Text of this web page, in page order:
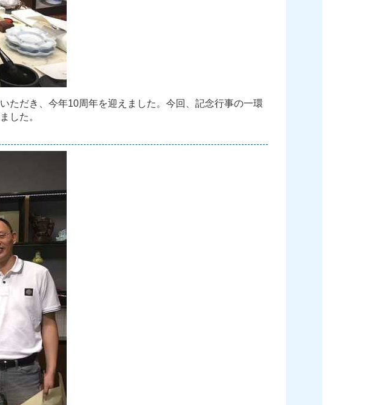
いただき 今年10周年を迎 え ま した 。 今回 記念行事の一環
ま した 。